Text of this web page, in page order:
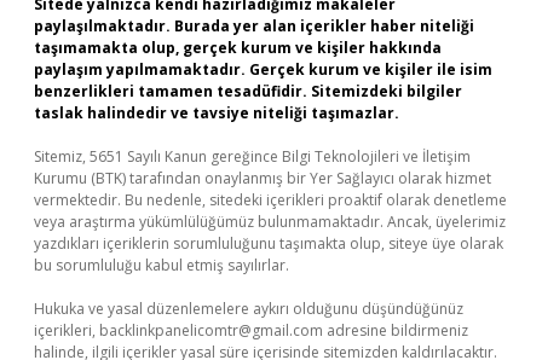
Sitede yalnızca kendi hazırladığımız makaleler
paylaşılmaktadır. Burada yer alan içerikler haber niteliği
taşımamakta olup, gerçek kurum ve kişiler hakkında
paylaşım yapılmamaktadır. Gerçek kurum ve kişiler ile isim
benzerlikleri tamamen tesadüfidir. Sitemizdeki bilgiler
taslak halindedir ve tavsiye niteliği taşımazlar.
Sitemiz, 5651 Sayılı Kanun gereğince Bilgi Teknolojileri ve İletişim
Kurumu (BTK) tarafından onaylanmış bir Yer Sağlayıcı olarak hizmet
vermektedir. Bu nedenle, sitedeki içerikleri proaktif olarak denetleme
veya araştırma yükümlülüğümüz bulunmamaktadır. Ancak, üyelerimiz
yazdıkları içeriklerin sorumluluğunu taşımakta olup, siteye üye olarak
bu sorumluluğu kabul etmiş sayılırlar.
Hukuka ve yasal düzenlemelere aykırı olduğunu düşündüğünüz
içerikleri, backlinkpanelicomtr@gmail.com adresine bildirmeniz
halinde, ilgili içerikler yasal süre içerisinde sitemizden kaldırılacaktır.